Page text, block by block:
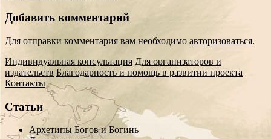
Добавить комментарий
Для отправки комментария вам необходимо авторизоваться.
Индивидуальная консультация Для организаторов и
издательств Благодарность и помощь в развитии проекта
Контакты
Статьи
Архетипы Богов и Богинь